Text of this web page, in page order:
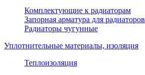
Комплектующие к радиаторам
Запорная арматура для радиаторов
Радиаторы чугунные
Уплотнительные материалы, изоляция
Теплоизоляция